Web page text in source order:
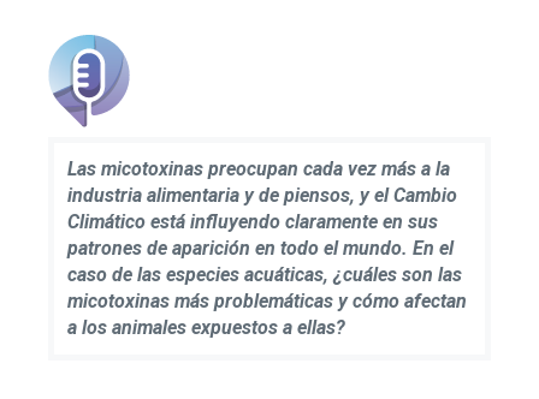
Las micotoxinas preocupan cada vez más a la
industria alimentaria y de piensos, y el Cambio
Climático está influyendo claramente en sus
patrones de aparición en todo el mundo. En el
caso de las especies acuáticas, ¿cuáles son las
micotoxinas más problemáticas y cómo afectan
a los animales expuestos a ellas?